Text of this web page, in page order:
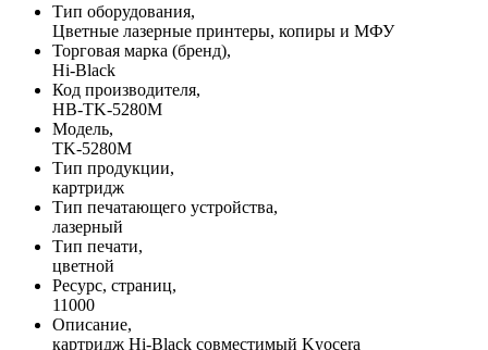
Тип оборудования,
Цветные лазерные принтеры, копиры и МФУ
Торговая марка (бренд),
Hi-Black
Код производителя,
HB-TK-5280M
Модель,
TK-5280M
Тип продукции,
картридж
Тип печатающего устройства,
лазерный
Тип печати,
цветной
Ресурс, страниц,
11000
Описание,
картридж Hi-Black совместимый Kyocera